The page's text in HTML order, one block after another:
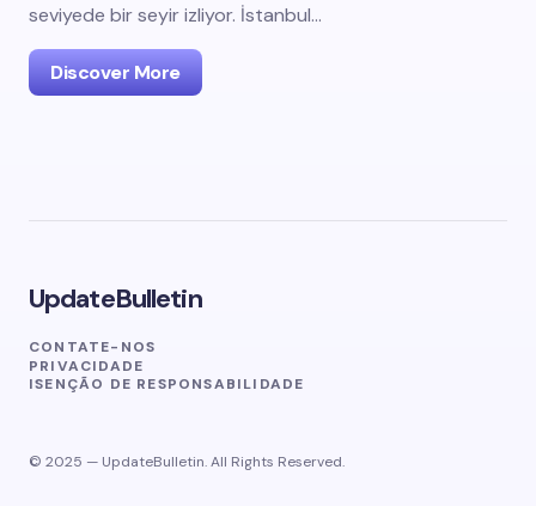
seviyede bir seyir izliyor. İstanbul…
Discover More
UpdateBulletin
CONTATE-NOS
PRIVACIDADE
ISENÇÃO DE RESPONSABILIDADE
© 2025 — UpdateBulletin. All Rights Reserved.